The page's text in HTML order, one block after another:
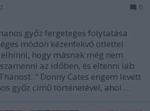
0
győz fergeteges folytatása
módon kézenfekvő ötlettel
hogy másnak még nem
az időben, és eltenni láb
" Donny Cates engem levett
győz című történetével, ahol…